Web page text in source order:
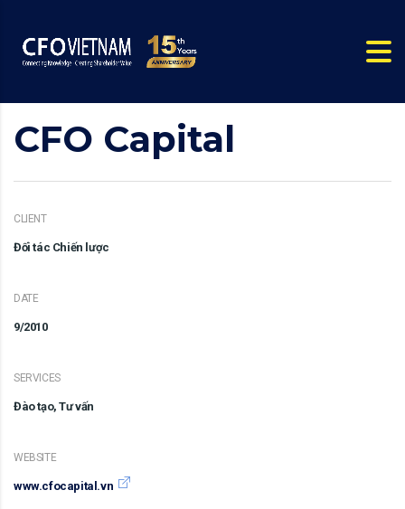
CFO Capital
CLIENT
Đối tác Chiến lược
DATE
9/2010
SERVICES
Đào tạo, Tư vấn
WEBSITE
www.cfocapital.vn